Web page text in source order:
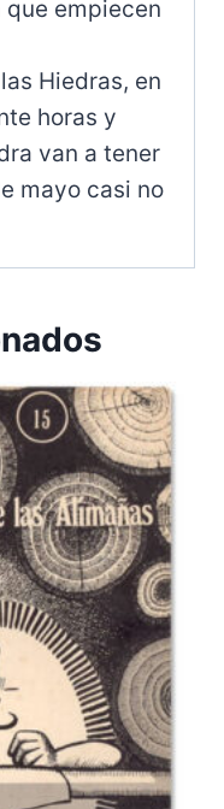
empiecen
Hiedras, en
horas y
van a tener
mayo casi no